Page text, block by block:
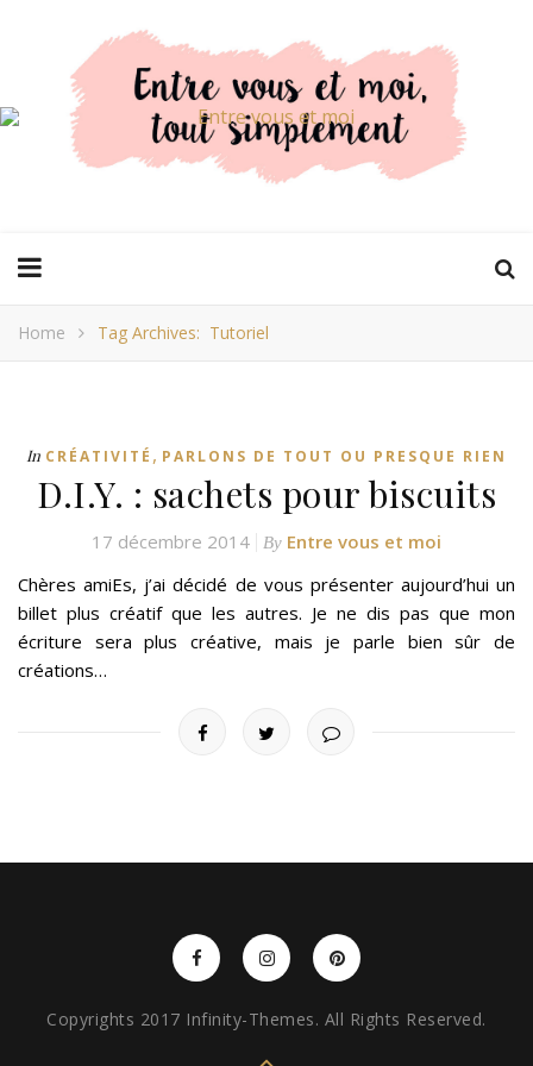
Home Tag Archives: Tutoriel
In CRÉATIVITÉ , PARLONS DE TOUT OU PRESQUE RIEN
D.I.Y. : sachets pour biscuits
17 décembre 2014 By Entre vous et moi
Chères amiEs, j’ai décidé de vous présenter aujourd’hui un
billet plus créatif que les autres. Je ne dis pas que mon
écriture sera plus créative, mais je parle bien sûr de
créations…
Copyrights 2017 Infinity-Themes. All Rights Reserved.